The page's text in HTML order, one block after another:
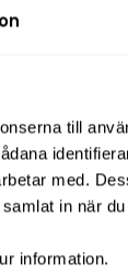
till
med.
in när
information.